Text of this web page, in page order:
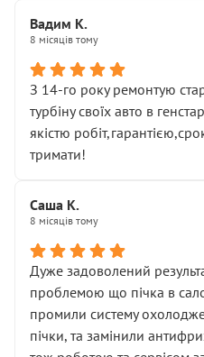
Вадим К.
8 місяців тому
З 14-го року ремонтую
турбіну своїх авто в
якістю
тримати!
Саша К.
8 місяців тому
Дуже задоволений
проблемою що пічка в
промили систему
пічки, та замінили